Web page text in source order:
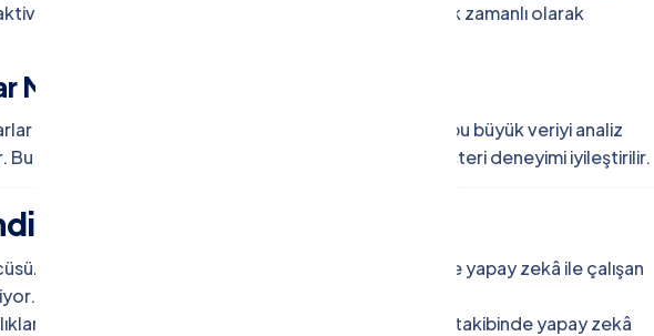
önceden fark edebiliyor ve tehditleri gerçek zamanlı olarak
Mekanizmaları
almak için büyük veriye ihtiyaç vardır. Yapay zekâ, bu büyük veriyi analiz
Bu sayede hem iş süreçleri optimize edilir hem de müşteri deneyimi iyileştirilir.
Uygulama Alanları
araçlardan akıllı fabrikalara kadar birçok sektörde yapay zekâ ile çalışan
teşhisinde, ilaç geliştirme süreçlerinde ve hasta takibinde yapay zekâ